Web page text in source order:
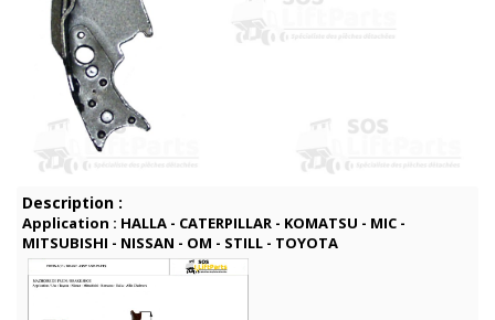
Description :
Application : HALLA - CATERPILLAR - KOMATSU - MIC -
MITSUBISHI - NISSAN - OM - STILL - TOYOTA